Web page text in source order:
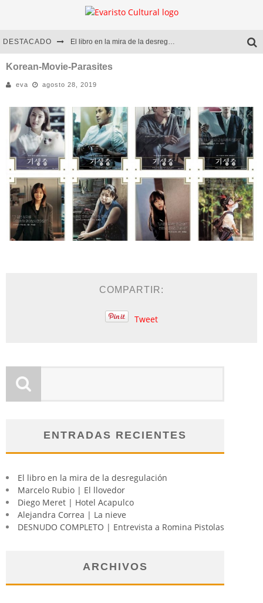
DESTACADO El libro en la mira de la desregulación
Marcelo Rubio | El llovedor
Diego Meret | Hotel Acapulco
Alejandra Correa | La nieve
Korean-Movie-Parasites
eva agosto 28, 2019
COMPARTIR:
Tweet
ENTRADAS RECIENTES
El libro en la mira de la desregulación
Marcelo Rubio | El llovedor
Diego Meret | Hotel Acapulco
Alejandra Correa | La nieve
DESNUDO COMPLETO | Entrevista a Romina Pistolas
ARCHIVOS